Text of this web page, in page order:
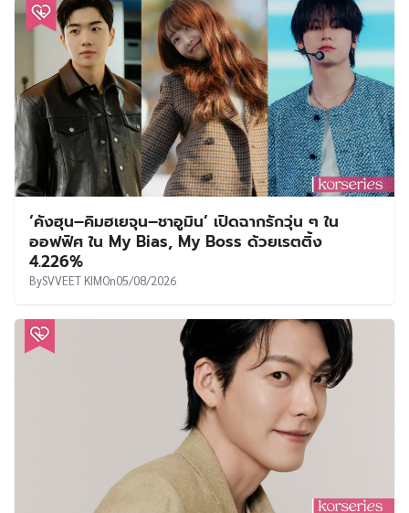
‘คังฮุน–คิมฮเยจุน–ชาอูมิน’ เปิดฉากรักวุ่น ๆ ใน
ออฟฟิศ ใน My Bias, My Boss ด้วยเรตติ้ง
4.226%
BySVVEET KIMOn05/08/2026